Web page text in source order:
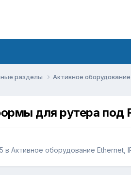
разделы Активное оборудование
для рутера под
в Активное оборудование Ethernet,